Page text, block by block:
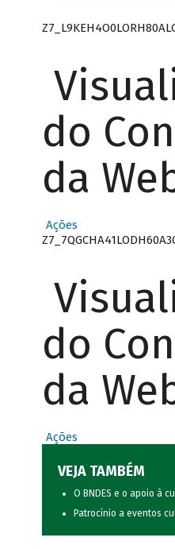
do
da
Ações
do
da
Ações
VEJA TAMBÉM
O BNDES e o apoio à
Patrocínio a eventos